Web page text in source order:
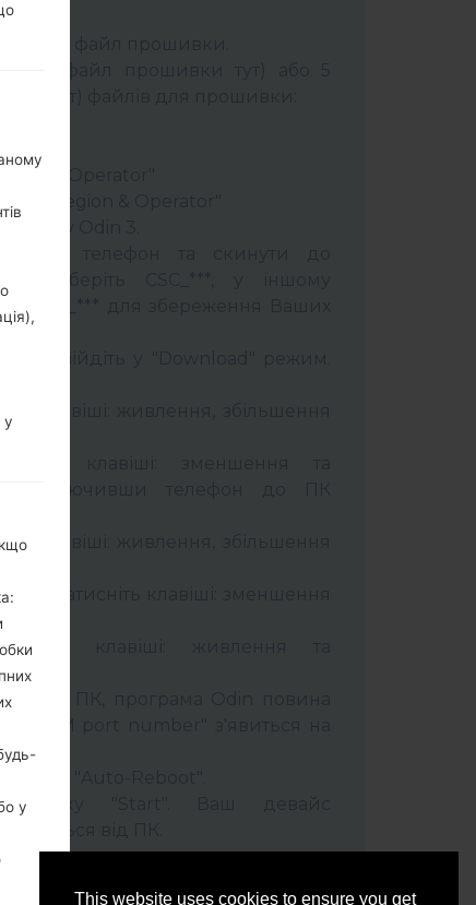
This website uses cookies to ensure you get
Odin 3
файл прошивки.
& Region & Operator"
Odin 3.
телефон та скинути до
оберіть CSC_***, у іншому
для збереження Ваших
і увійдіть у "Download" режим.
клавіші: живлення, збільшення
клавіші: живлення, збільшення
та натисніть клавіші: зменшення
клавіші: живлення та
до ПК, програма Odin повина
"COM port number" з'явиться на
час та "Auto-Reboot".
кнопку "Start". Ваш девайс
від ПК.
у
у